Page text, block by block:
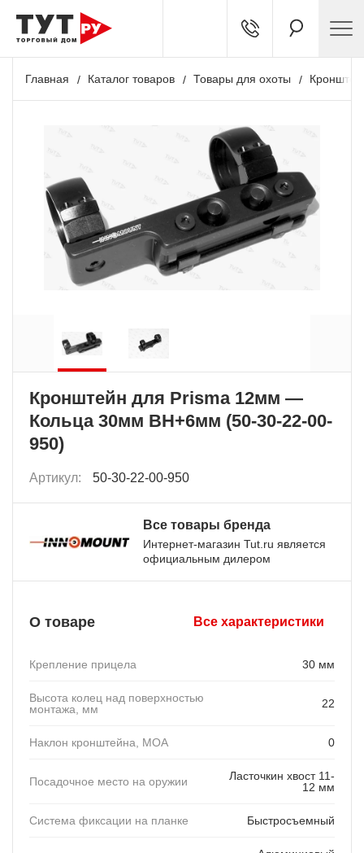
Главная Каталог товаров Товары для охоты
Кронштейн для Prisma 12мм —
Кольца 30мм BH+6мм (50-30-22-00-
950)
Артикул: 50-30-22-00-950
Все товары бренда
Интернет-магазин Tut.ru является
официальным дилером
О товаре Все характеристики
Крепление прицела 30 мм
Высота колец над поверхностью
монтажа, мм
22
Наклон кронштейна, MOA 0
Посадочное место на оружии
Ласточкин хвост 11-
12 мм
Система фиксации на планке Быстросъемный